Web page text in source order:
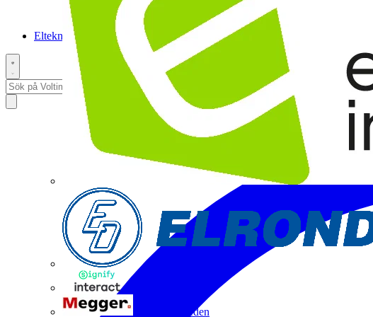
Megger Sweden
Elteknikpodden